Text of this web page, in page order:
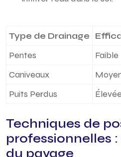
Type de Drainage
Pentes
Faible
Caniveaux
Puits Perdus
Élevée
Techniques de
professionnelles
du pavage